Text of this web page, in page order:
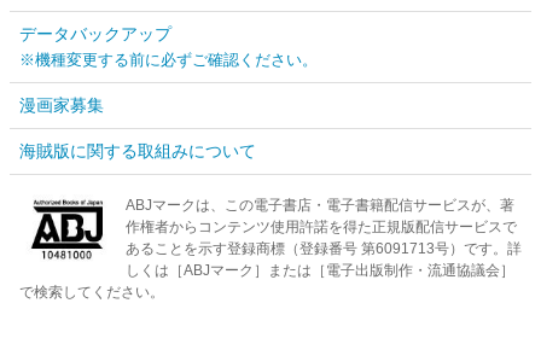
データバックアップ
※機種変更する前に必ずご確認ください。
漫画家募集
海賊版に関する取組みについて
ABJマークは、この電子書店・電子書籍配信サービスが、著
作権者からコンテンツ使用許諾を得た正規版配信サービスで
あることを示す登録商標（登録番号 第6091713号）です。詳
しくは［ABJマーク］または［電子出版制作・流通協議会］
で検索してください。